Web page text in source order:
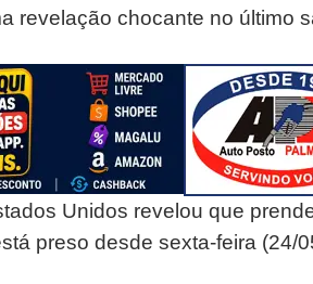
revelação chocante no último
Unidos revelou que
preso desde sexta-feira (24/